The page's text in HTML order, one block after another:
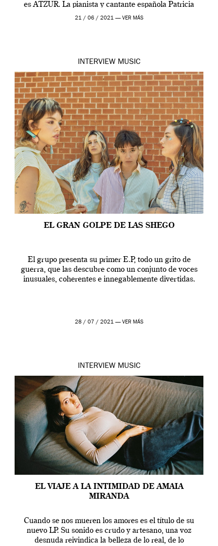
es ATZUR. La pianista y cantante española Patricia
Narbón y el baterista austriaco-iraní Paul […]
21 / 06 / 2021 — VER MÁS
INTERVIEW MUSIC
EL GRAN GOLPE DE LAS SHEGO
El grupo presenta su primer E.P, todo un grito de
guerra, que las descubre como un conjunto de voces
inusuales, coherentes e innegablemente divertidas.
28 / 07 / 2021 — VER MÁS
INTERVIEW MUSIC
EL VIAJE A LA INTIMIDAD DE AMAIA
MIRANDA
Cuando se nos mueren los amores es el título de su
nuevo LP. Su sonido es crudo y artesano, una voz
desnuda reivindica la belleza de lo real, de lo